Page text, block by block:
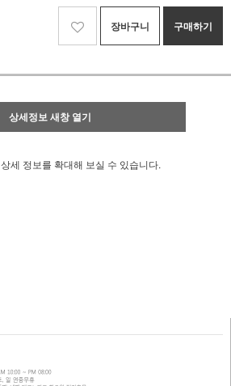
장바구니 구매하기
상세정보 새창 열기
상세 정보를 확대해 보실 수 있습니다.